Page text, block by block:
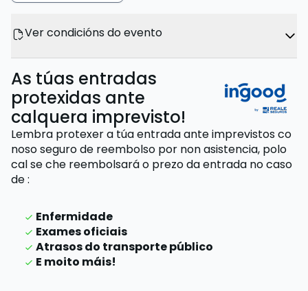
Ver condicións do evento
As túas entradas
protexidas ante
calquera imprevisto!
Lembra protexer a túa entrada ante imprevistos co
noso seguro de reembolso por non asistencia, polo
cal se che reembolsará o prezo da entrada no caso
de:
Enfermidade
Exames oficiais
Atrasos do transporte público
E moito máis!